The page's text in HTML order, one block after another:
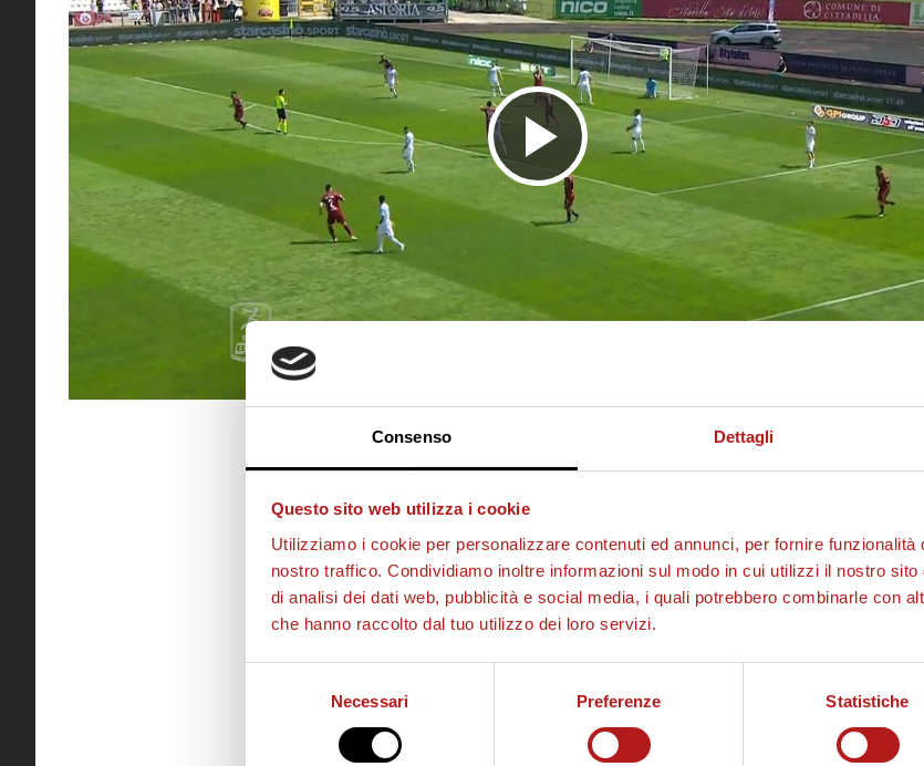
Consenso Dettagli
Questo sito web utilizza i cookie
Utilizziamo i cookie per personalizzare contenuti ed annunci, per fornire
nostro traffico. Condividiamo inoltre informazioni sul modo in cui utilizzi il nostro
di analisi dei dati web, pubblicità e social media, i quali potrebbero combinarle con
che hanno raccolto dal tuo utilizzo dei loro servizi.
Necessari Preferenze Statistiche
R
i
o
d
u